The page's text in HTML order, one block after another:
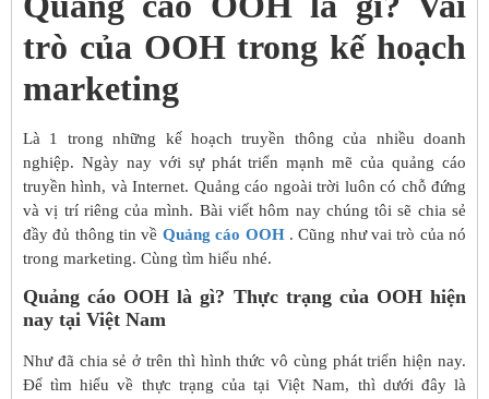
trò của OOH trong kế hoạch
marketing
Là 1 trong những kế hoạch truyền thông của nhiều doanh
nghiệp. Ngày nay với sự phát triển mạnh mẽ của quảng cáo
truyền hình, và Internet. Quảng cáo ngoài trời luôn có chỗ đứng
và vị trí riêng của mình. Bài viết hôm nay chúng tôi sẽ chia sẻ
đầy đủ thông tin về Quảng cáo OOH . Cũng như vai trò của nó
trong marketing. Cùng tìm hiểu nhé.
Quảng cáo OOH là gì? Thực trạng của OOH hiện
nay tại Việt Nam
Như đã chia sẻ ở trên thì hình thức vô cùng phát triển hiện nay.
Để tìm hiểu về thực trạng của tại Việt Nam, thì dưới đây là